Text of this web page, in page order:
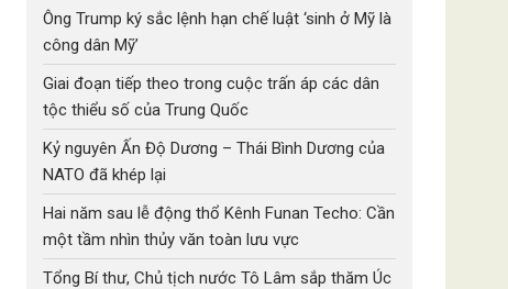
Ông Trump ký sắc lệnh hạn chế luật ‘sinh ở Mỹ là
công dân Mỹ’
Giai đoạn tiếp theo trong cuộc trấn áp các dân
tộc thiểu số của Trung Quốc
Kỷ nguyên Ấn Độ Dương – Thái Bình Dương của
NATO đã khép lại
Hai năm sau lễ động thổ Kênh Funan Techo: Cần
một tầm nhìn thủy văn toàn lưu vực
Tổng Bí thư, Chủ tịch nước Tô Lâm sắp thăm Úc